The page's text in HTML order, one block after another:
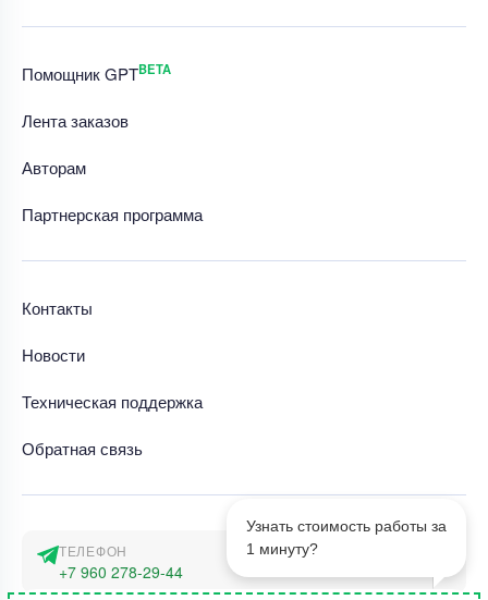
Узнать стоимость работы за
1 минуту?
Помощник GPTBETA
Лента заказов
Авторам
Партнерская программа
Контакты
Новости
Техническая поддержка
Обратная связь
ТЕЛЕФОН
+7 960 278-29-44